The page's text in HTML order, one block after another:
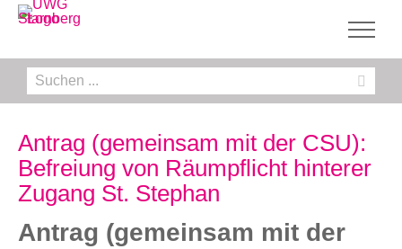
Zum
Inhalt
Suche
nach:
Antrag (gemeinsam mit der CSU):
Befreiung von Räumpflicht hinterer
Zugang St. Stephan
Antrag (gemeinsam mit der